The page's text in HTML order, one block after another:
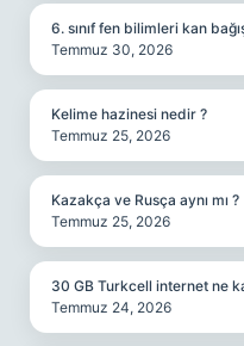
6. sınıf fen bilimleri kan
Temmuz 30, 2026
Kelime hazinesi nedir ?
Temmuz 25, 2026
Kazakça ve Rusça aynı mı ?
Temmuz 25, 2026
30 GB Turkcell internet ne
Temmuz 24, 2026